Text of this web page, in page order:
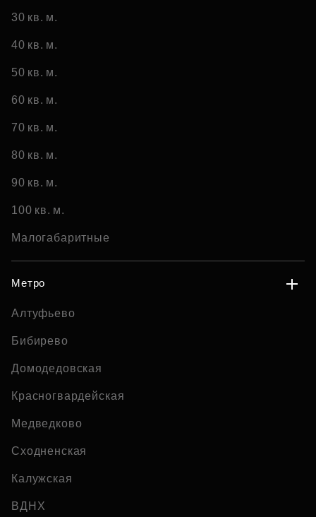
30 кв. м.
40 кв. м.
50 кв. м.
60 кв. м.
70 кв. м.
80 кв. м.
90 кв. м.
100 кв. м.
Малогабаритные
Метро
Алтуфьево
Бибирево
Домодедовская
Красногвардейская
Медведково
Сходненская
Калужская
ВДНХ